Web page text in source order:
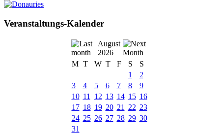
Veranstaltungs-Kalender
August
2026
M T W T F S
S
1
2
3
4 5 6 7 8
9
10 11 12 13 14 15 16
17 18 19 20 21 22 23
24 25 26 27 28 29 30
31